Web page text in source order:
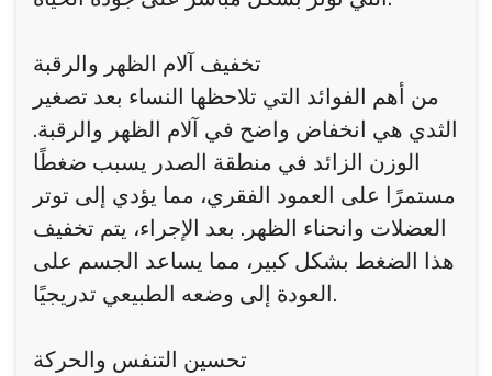
تخفيف آلام الظهر والرقبة
من أهم الفوائد التي تلاحظها النساء بعد تصغير
الثدي هي انخفاض واضح في آلام الظهر والرقبة.
الوزن الزائد في منطقة الصدر يسبب ضغطًا
مستمرًا على العمود الفقري، مما يؤدي إلى توتر
العضلات وانحناء الظهر. بعد الإجراء، يتم تخفيف
هذا الضغط بشكل كبير، مما يساعد الجسم على
العودة إلى وضعه الطبيعي تدريجيًا.
تحسين التنفس والحركة